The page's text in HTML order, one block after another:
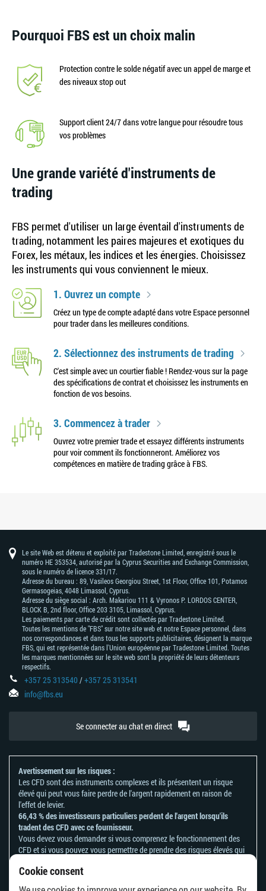
Cookie consent
Pourquoi FBS est un choix malin
Protection contre le solde négatif avec un appel de marge et
des niveaux stop out
Support client 24/7 dans votre langue pour résoudre tous
vos problèmes
Une grande variété d'instruments de
trading
FBS permet d'utiliser un large éventail d'instruments de
trading, notamment les paires majeures et exotiques du
Forex, les métaux, les indices et les énergies. Choisissez
les instruments qui vous conviennent le mieux.
1. Ouvrez un compte
Créez un type de compte adapté dans votre Espace personnel
pour trader dans les meilleures conditions.
2. Sélectionnez des instruments de trading
C'est simple avec un courtier fiable ! Rendez-vous sur la page
des spécifications de contrat et choisissez les instruments en
fonction de vos besoins.
3. Commencez à trader
Ouvrez votre premier trade et essayez différents instruments
pour voir comment ils fonctionneront. Améliorez vos
compétences en matière de trading grâce à FBS.
Le site Web est détenu et exploité par Tradestone Limited, enregistré sous le
numéro HE 353534, autorisé par la Cyprus Securities and Exchange Commission,
sous le numéro de licence 331/17.
Adresse du bureau : 89, Vasileos Georgiou Street, 1st Floor, Office 101, Potamos
Germasogeias, 4048 Limassol, Cyprus.
Adresse du siège social : Arch. Makariou 111 & Vyronos Р. LORDOS CENTER,
BLOCK В, 2nd floor, Office 203 3105, Limassol, Cyprus.
Les paiements par carte de crédit sont collectés par Tradestone Limited.
Toutes les mentions de "FBS" sur notre site web et notre Espace personnel, dans
nos correspondances et dans tous les supports publicitaires, désignent la marque
FBS, qui est représentée dans l'Union européenne par Tradestone Limited. Toutes
les marques mentionnées sur le site web sont la propriété de leurs détenteurs
respectifs.
+357 25 313540/+357 25 313541
info@fbs.eu
Se connecter au chat en direct
Avertissement sur les risques :
Les CFD sont des instruments complexes et ils présentent un risque
élevé qui peut vous faire perdre de l'argent rapidement en raison de
l'effet de levier.
66,43 % des investisseurs particuliers perdent de l'argent lorsqu'ils
tradent des CFD avec ce fournisseur.
Vous devez vous demander si vous comprenez le fonctionnement des
CFD et si vous pouvez vous permettre de prendre des risques élevés qui
Veuillez vous référer à notre
de divulgation des risques